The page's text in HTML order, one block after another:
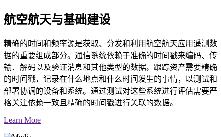
航空航天与基础建设
精确的时间和频率源是获取、分发和利用航空航天应用遥测数
据的重要组成部分。通信系统依赖于准确的时间戳来编码、传
输、解码以及验证消息和其他类型的数据。跟踪资产需要精确
的时间戳，记录在什么地点和什么时间发生的事情，以测试和
部署协调的设备和系统。通过测试对这些系统进行评估需要严
格关注依赖一致且精确的时间戳进行关联的数据。
Learn More